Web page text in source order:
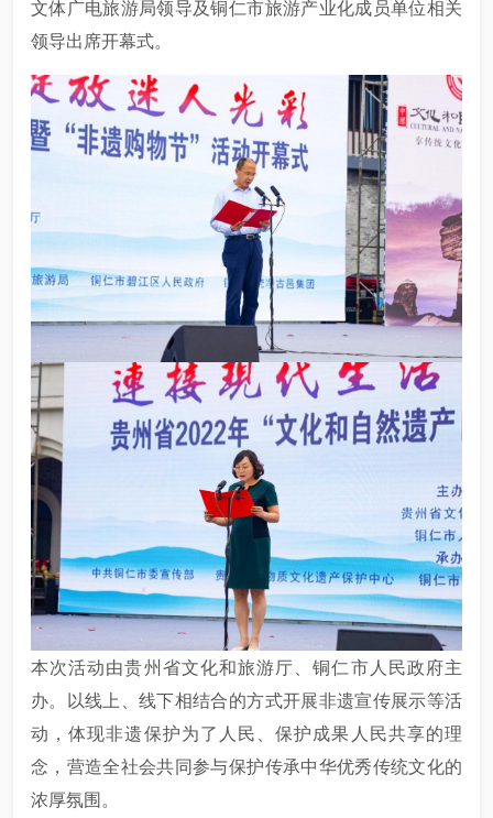
文体广电旅游局领导及铜仁市旅游产业化成员单位相关
领导出席开幕式。
本次活动由贵州省文化和旅游厅、铜仁市人民政府主
办。以线上、线下相结合的方式开展非遗宣传展示等活
动，体现非遗保护为了人民、保护成果人民共享的理
念，营造全社会共同参与保护传承中华优秀传统文化的
浓厚氛围。